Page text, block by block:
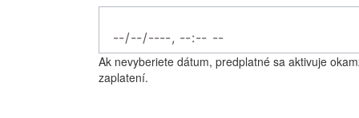
Ak nevyberiete dátum, predplatné sa aktivuje
zaplatení.